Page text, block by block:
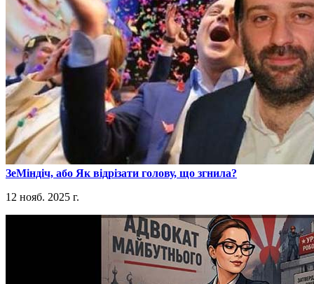
​ЗеМіндіч, або Як відрізати голову, що згнила?
12 нояб. 2025 г.